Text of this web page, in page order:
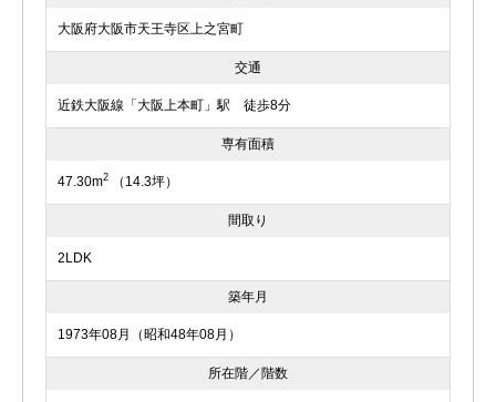
大阪府大阪市天王寺区上之宮町
交通
近鉄大阪線「大阪上本町」駅 徒歩8分
専有面積
47.30m2 （14.3坪）
間取り
2LDK
築年月
1973年08月（昭和48年08月）
所在階／階数